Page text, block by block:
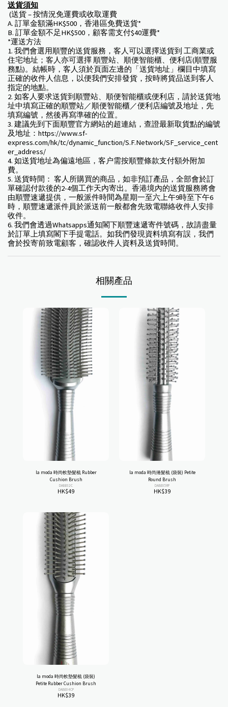
送貨須知
(送貨 – 按情況免運費或收取運費
A. 訂單金額滿HK$500，香港區免費送貨*
B. 訂單金額不足HK$500，顧客需支付$40運費*
*運送方法
1. 我們會選用順豐的送貨服務，客人可以選擇送貨到 工商業或
住宅地址；客人亦可選擇 順豐站、順便智能櫃、便利店(順豐服
務點)。結帳時，客人須於頁面左邊的「送貨地址」欄目中填寫
正確的收件人信息，以便我們安排發貨，按時將貨品送到客人
指定的地點。
2. 如客人要求送貨到順豐站、順便智能櫃或便利店，請於送貨地
址中填寫正確的順豐站／順便智能櫃／便利店編號及地址，先
填寫編號，然後再寫準確的位置。
3. 建議先到下面順豐官方網站的超連結，查證最新取貨點的編號
及地址：https://www.sf-
express.com/hk/tc/dynamic_function/S.F.Network/SF_service_cent
er_address/
4. 如送貨地址為偏遠地區，客户需按順豐條款支付額外附加
費。
5. 送貨時間： 客人所購買的商品，如非預訂產品，全部會於訂
單確認付款後的2-4個工作天內寄出。香港境內的送貨服務將會
由順豐速遞提供，一般派件時間為星期一至六上午9時至下午6
時，順豐速遞派件員於派送前一般都會先致電聯絡收件人安排
收件。
6. 我們會透過Whatsapps通知閣下順豐速遞寄件號碼，故請盡量
於訂單上填寫閣下手提電話。如我們發現資料填寫有誤，我們
會於投寄前致電顧客，確認收件人資料及送貨時間。
相關產品
la moda 時尚軟墊髮梳 Rubber
Cushion Brush
DABE02C
HK$49
la moda 時尚捲髮梳 (袋裝) Petite
Round Brush
DABE05RP
HK$39
la moda 時尚軟墊髮梳 (袋裝)
Petite Rubber Cushion Brush
DABE04CP
HK$39